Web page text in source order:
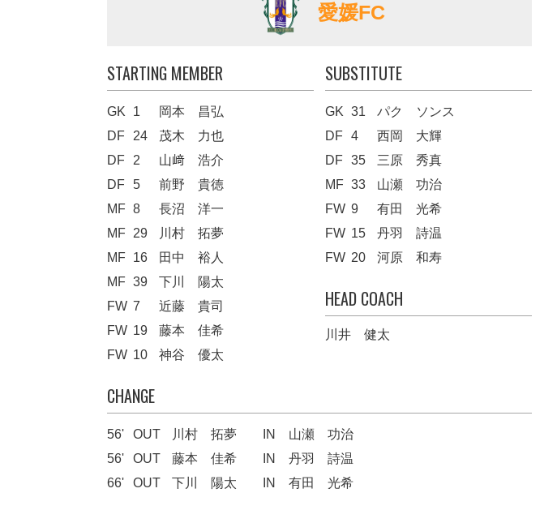
愛媛FC
STARTING MEMBER
GK 1
岡本 昌弘
DF
24
茂木 力也
DF
2
山﨑 浩介
DF 5
前野 貴徳
MF 8
長沼 洋一
MF 29
川村 拓夢
MF 16
田中 裕人
MF 39
下川 陽太
FW 7
近藤 貴司
FW 19
藤本 佳希
FW 10 神谷 優太
SUBSTITUTE
GK 31
パク ソンス
DF 4
西岡 大輝
DF 35
三原 秀真
MF 33
山瀬 功治
FW 9
有田 光希
FW 15
丹羽 詩温
FW 20 河原 和寿
HEAD COACH
川井 健太
CHANGE
56' OUT 川村 拓夢 IN
山瀬 功治
56'
OUT 藤本 佳希 IN
丹羽 詩温
66'
OUT 下川 陽太 IN 有田 光希